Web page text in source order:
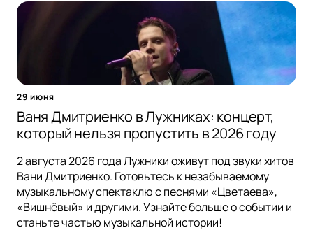
29 июня
Ваня Дмитриенко в Лужниках: концерт,
который нельзя пропустить в 2026 году
2 августа 2026 года Лужники оживут под звуки хитов
Вани Дмитриенко. Готовьтесь к незабываемому
музыкальному спектаклю с песнями «Цветаева»,
«Вишнёвый» и другими. Узнайте больше о событии и
станьте частью музыкальной истории!